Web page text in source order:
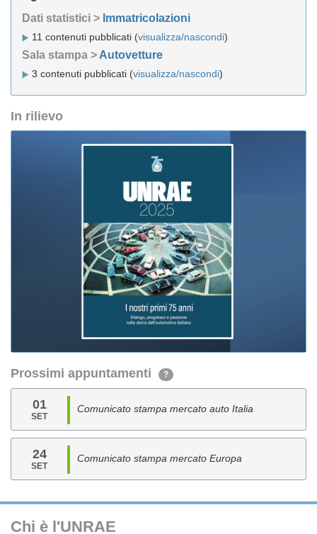
Dati statistici > Immatricolazioni
11 contenuti pubblicati (visualizza/nascondi)
Sala stampa > Autovetture
3 contenuti pubblicati (visualizza/nascondi)
In rilievo
Prossimi appuntamenti ?
01
SET
Comunicato stampa mercato auto Italia
24
SET
Comunicato stampa mercato Europa
Chi è l'UNRAE